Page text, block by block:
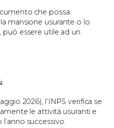
che possa
mansione usurante o lo
essere utile ad un
.
2026), l’INPS verifica se
le attività usuranti e
successivo.